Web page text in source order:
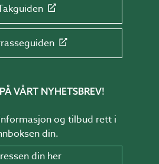
VÅRT NYHETSBREV!
og tilbud rett i
din.
din her